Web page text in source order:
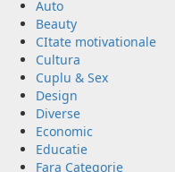
Auto
Beauty
CItate motivationale
Cultura
Cuplu & Sex
Design
Diverse
Economic
Educatie
Fara Categorie